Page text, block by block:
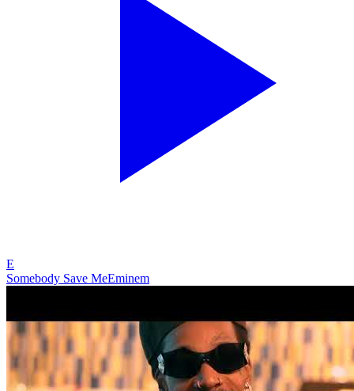
E
Somebody Save MeEminem